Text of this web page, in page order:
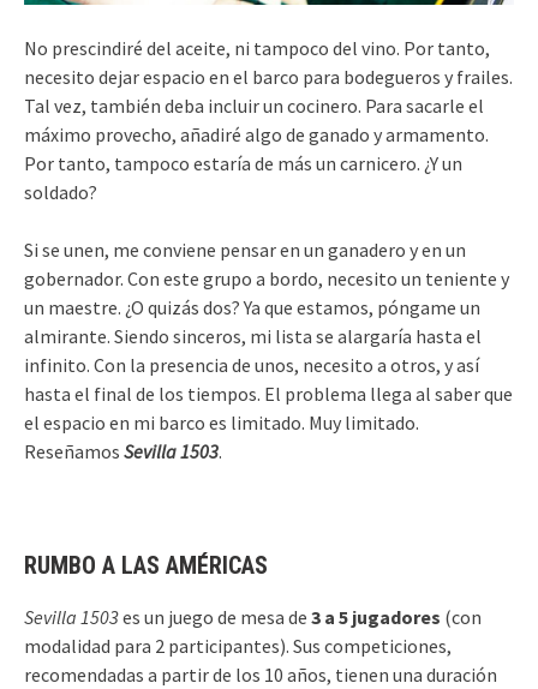
No prescindiré del aceite, ni tampoco del vino. Por tanto,
necesito dejar espacio en el barco para bodegueros y frailes.
Tal vez, también deba incluir un cocinero. Para sacarle el
máximo provecho, añadiré algo de ganado y armamento.
Por tanto, tampoco estaría de más un carnicero. ¿Y un
soldado?
Si se unen, me conviene pensar en un ganadero y en un
gobernador. Con este grupo a bordo, necesito un teniente y
un maestre. ¿O quizás dos? Ya que estamos, póngame un
almirante. Siendo sinceros, mi lista se alargaría hasta el
infinito. Con la presencia de unos, necesito a otros, y así
hasta el final de los tiempos. El problema llega al saber que
el espacio en mi barco es limitado. Muy limitado.
Reseñamos Sevilla 1503.
RUMBO A LAS AMÉRICAS
Sevilla 1503es un juego de mesa de 3 a 5 jugadores (con
modalidad para 2 participantes). Sus competiciones,
recomendadas a partir de los 10 años, tienen una duración